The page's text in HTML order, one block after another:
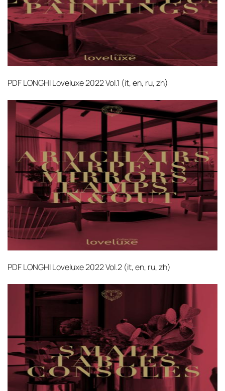
PDFLONGHI Loveluxe 2022 Vol.1 (it, en, ru, zh)‎
PDFLONGHI Loveluxe 2022 Vol.2 (it, en, ru, zh)‎